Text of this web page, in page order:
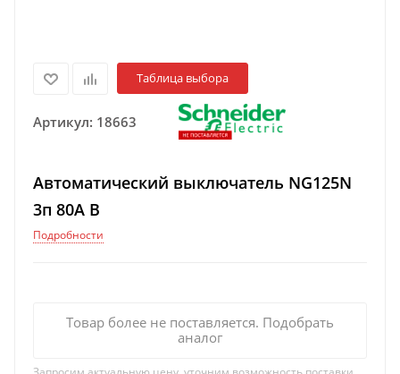
Таблица выбора
Артикул: 18663
Автоматический выключатель NG125N
3п 80A B
Подробности
Товар более не поставляется. Подобрать
аналог